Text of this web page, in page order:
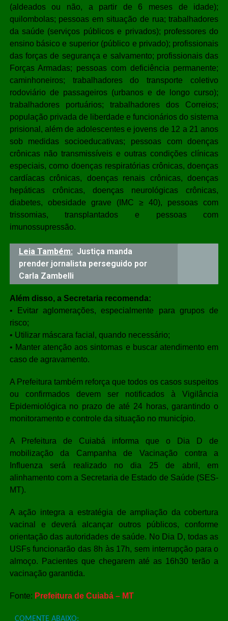
(aldeados ou não, a partir de 6 meses de idade);
quilombolas; pessoas em situação de rua; trabalhadores
da saúde (serviços públicos e privados); professores do
ensino básico e superior (público e privado); profissionais
das forças de segurança e salvamento; profissionais das
Forças Armadas; pessoas com deficiência permanente;
caminhoneiros; trabalhadores do transporte coletivo
rodoviário de passageiros (urbanos e de longo curso);
trabalhadores portuários; trabalhadores dos Correios;
população privada de liberdade e funcionários do sistema
prisional, além de adolescentes e jovens de 12 a 21 anos
sob medidas socioeducativas; pessoas com doenças
crônicas não transmissíveis e outras condições clínicas
especiais, como doenças respiratórias crônicas, doenças
cardíacas crônicas, doenças renais crônicas, doenças
hepáticas crônicas, doenças neurológicas crônicas,
diabetes, obesidade grave (IMC ≥ 40), pessoas com
trissomias, transplantados e pessoas com
imunossupressão.
Leia Também: Justiça manda
prender jornalista perseguido por
Carla Zambelli
Além disso, a Secretaria recomenda:
• Evitar aglomerações, especialmente para grupos de
risco;
• Utilizar máscara facial, quando necessário;
• Manter atenção aos sintomas e buscar atendimento em
caso de agravamento.
A Prefeitura também reforça que todos os casos suspeitos
ou confirmados devem ser notificados à Vigilância
Epidemiológica no prazo de até 24 horas, garantindo o
monitoramento e controle da situação no município.
A Prefeitura de Cuiabá informa que o Dia D de
mobilização da Campanha de Vacinação contra a
Influenza será realizado no dia 25 de abril, em
alinhamento com a Secretaria de Estado de Saúde (SES-
MT).
A ação integra a estratégia de ampliação da cobertura
vacinal e deverá alcançar outros públicos, conforme
orientação das autoridades de saúde. No Dia D, todas as
USFs funcionarão das 8h às 17h, sem interrupção para o
almoço. Pacientes que chegarem até as 16h30 terão a
vacinação garantida.
Fonte: Prefeitura de Cuiabá – MT
COMENTE ABAIXO: